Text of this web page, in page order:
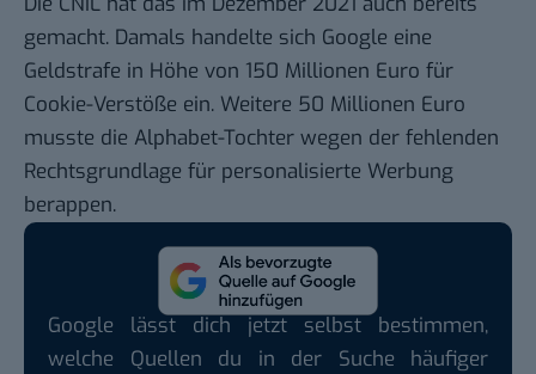
gemacht. Damals handelte sich Google eine
Geldstrafe in Höhe von 150 Millionen Euro für
Cookie-Verstöße ein. Weitere 50 Millionen Euro
musste die Alphabet-Tochter wegen der fehlenden
Rechtsgrundlage für personalisierte Werbung
berappen.
Google lässt dich jetzt selbst bestimmen,
welche Quellen du in der Suche häufiger